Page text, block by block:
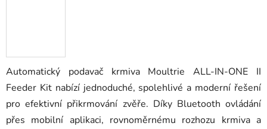
Automatický podavač krmiva Moultrie ALL-IN-ONE II
Feeder Kit nabízí jednoduché, spolehlivé a moderní řešení
pro efektivní přikrmování zvěře. Díky Bluetooth ovládání
přes mobilní aplikaci, rovnoměrnému rozhozu krmiva a